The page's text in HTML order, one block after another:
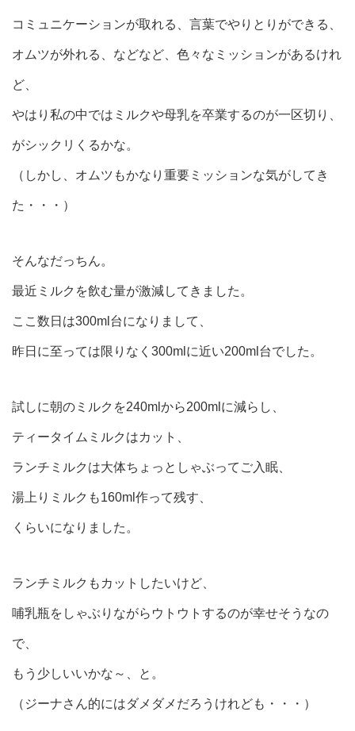
コミュニケーションが取れる、言葉でやりとりができる、
オムツが外れる、などなど、色々なミッションがあるけれ
ど、
やはり私の中ではミルクや母乳を卒業するのが一区切り、
がシックリくるかな。
（しかし、オムツもかなり重要ミッションな気がしてき
た・・・）
そんなだっちん。
最近ミルクを飲む量が激減してきました。
ここ数日は300ml台になりまして、
昨日に至っては限りなく300mlに近い200ml台でした。
試しに朝のミルクを240mlから200mlに減らし、
ティータイムミルクはカット、
ランチミルクは大体ちょっとしゃぶってご入眠、
湯上りミルクも160ml作って残す、
くらいになりました。
ランチミルクもカットしたいけど、
哺乳瓶をしゃぶりながらウトウトするのが幸せそうなの
で、
もう少しいいかな～、と。
（ジーナさん的にはダメダメだろうけれども・・・）